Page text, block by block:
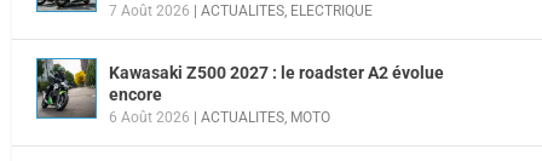
7 Août 2026 ACTUALITES, ELECTRIQUE
Kawasaki Z500 2027 : le roadster A2 évolue
encore
6 Août 2026 ACTUALITES, MOTO